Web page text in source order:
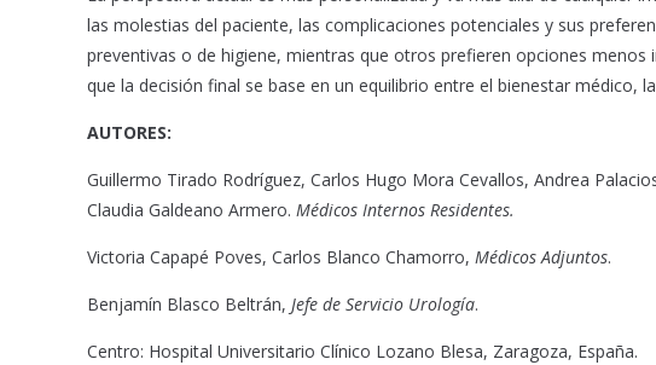
las molestias del paciente, las complicaciones potenciales y sus
preventivas o de higiene, mientras que otros prefieren opciones
que la decisión final se base en un equilibrio entre el bienestar médico,
AUTORES:
Guillermo Tirado Rodríguez, Carlos Hugo Mora Cevallos, Andrea
Claudia Galdeano Armero. Médicos Internos Residentes.
Victoria Capapé Poves, Carlos Blanco Chamorro, Médicos Adjuntos.
Benjamín Blasco Beltrán, Jefe de Servicio Urología.
Centro: Hospital Universitario Clínico Lozano Blesa, Zaragoza, España.